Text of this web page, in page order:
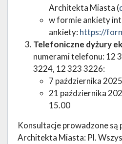
Architekta Miasta (
w formie ankiety
ankiety: https://
Telefoniczne dyżury
numerami telefonu: 12
3224, 12 323 3226:
7 października
21 października
15.00
Konsultacje prowadzone są
Architekta Miasta: Pl.